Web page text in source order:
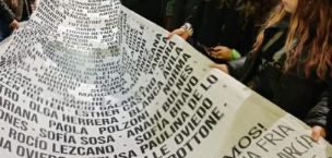
hacia el colectivo LGBT+ se
contexto de desmantelamiento de
vaciamiento de organismos de
de la agenda legislativa en
y consolidación de discursos
a la diversidad.